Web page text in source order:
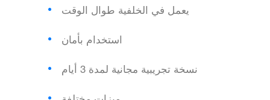
يعمل في الخلفية طوال الوقت
استخدام بأمان
نسخة تجريبية مجانية لمدة 3 أيام